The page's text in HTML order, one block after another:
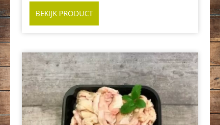
BEKIJK PRODUCT